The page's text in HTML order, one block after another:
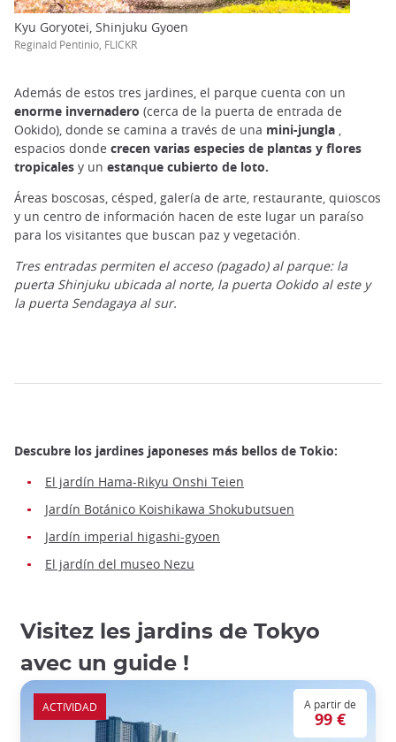
Kyu Goryotei, Shinjuku Gyoen
Reginald Pentinio, FLICKR
Además de estos tres jardines, el parque cuenta con un
enorme invernadero (cerca de la puerta de entrada de
Ookido), donde se camina a través de una mini-jungla ,
espacios donde crecen varias especies de plantas y flores
tropicales y un estanque cubierto de loto.
Áreas boscosas, césped, galería de arte, restaurante, quioscos
y un centro de información hacen de este lugar un paraíso
para los visitantes que buscan paz y vegetación.
Tres entradas permiten el acceso (pagado) al parque: la
puerta Shinjuku ubicada al norte, la puerta Ookido al este y
la puerta Sendagaya al sur.
Descubre los jardines japoneses más bellos de Tokio:
El jardín Hama-Rikyu Onshi Teien
Jardín Botánico Koishikawa Shokubutsuen
Jardín imperial higashi-gyoen
El jardín del museo Nezu
Visitez les jardins de Tokyo
avec un guide !
A partir de
99 €
ACTIVIDAD